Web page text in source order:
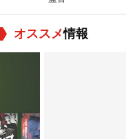
オススメ情報